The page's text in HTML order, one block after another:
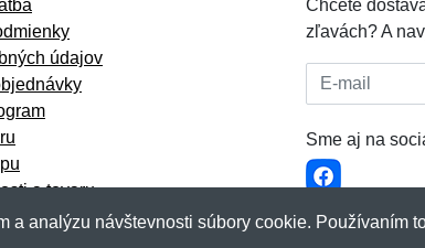
údajov
a tovaru
Chcete
zľavách? A
E-mail:
Sme aj na
analýzu návštevnosti súbory cookie. Používaním